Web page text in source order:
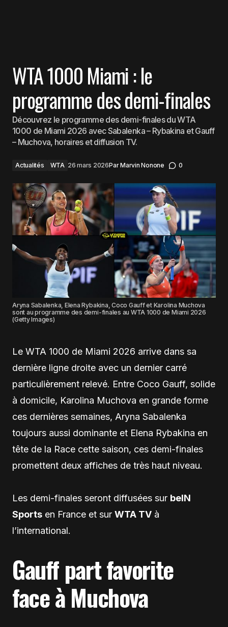
WTA 1000 Miami : le
programme des demi-finales
Découvrez le programme des demi-finales du WTA
1000 de Miami 2026 avec Sabalenka – Rybakina et Gauff
– Muchova, horaires et diffusion TV.
Actualités WTA 26 mars 2026ParMarvin Nonone 0
Aryna Sabalenka, Elena Rybakina, Coco Gauff et Karolina Muchova
sont au programme des demi-finales au WTA 1000 de Miami 2026
(Getty Images)
Le WTA 1000 de Miami 2026 arrive dans sa
dernière ligne droite avec un dernier carré
particulièrement relevé. Entre Coco Gauff, solide
à domicile, Karolina Muchova en grande forme
ces dernières semaines, Aryna Sabalenka
toujours aussi dominante et Elena Rybakina en
tête de la Race cette saison, ces demi-finales
promettent deux affiches de très haut niveau.
Les demi-finales seront diffusées sur beIN
Sports en France et sur WTA TV à
l’international.
Gauff part favorite
face à Muchova